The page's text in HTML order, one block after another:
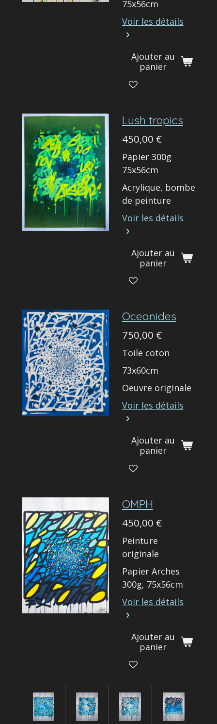
75x56cm
Voir les détails
Ajouter au
panier
Lush tropics
450,00 €
Papier 300g
75x56cm
Acrylique, bombe
de peinture
Voir les détails
Ajouter au
panier
Oceanides
750,00 €
Toile coton
73x60cm
Oeuvre originale
Voir les détails
Ajouter au
panier
OMPH
450,00 €
Peinture
originale
Papier Arches
300g, 75x56cm
Voir les détails
Ajouter au
panier